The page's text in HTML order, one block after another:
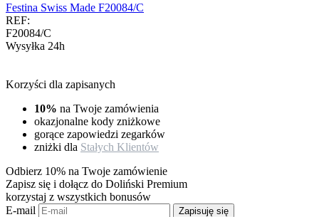
Festina Swiss Made F20084/C
REF:
F20084/C
Wysyłka 24h
Korzyści dla zapisanych
10% na Twoje zamówienia
okazjonalne kody zniżkowe
gorące zapowiedzi zegarków
zniżki dla Stałych Klientów
Odbierz 10% na Twoje zamówienie
Zapisz się i dołącz do Doliński Premium
korzystaj z wszystkich bonusów
E-mail
Zapisuję się